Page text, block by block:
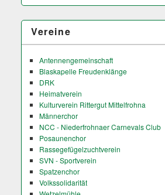
Vereine
Antennengemeinschaft
Blaskapelle Freudenklänge
DRK
Heimatverein
Kulturverein Rittergut Mittelfrohna
Männerchor
NCC - Niederfrohnaer Carnevals Club
Posaunenchor
Rassegefügelzuchtverein
SVN - Sportverein
Spatzenchor
Volkssolidarität